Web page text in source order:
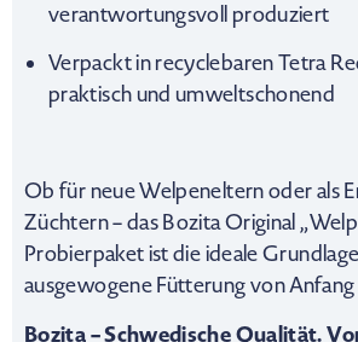
verantwortungsvoll produziert
Verpackt in recyclebaren Tetra
praktisch und umweltschonend
Ob für neue Welpeneltern oder als
Züchtern – das Bozita Original
Probierpaket ist die ideale
ausgewogene Fütterung von Anfang
Bozita – Schwedische Qualität.